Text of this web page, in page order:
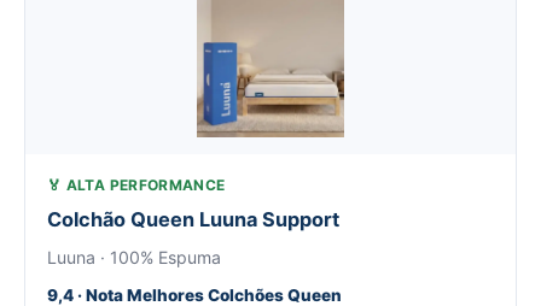
🏅 ALTA PERFORMANCE
Colchão Queen Luuna Support
Luuna · 100% Espuma
9,4 · Nota Melhores Colchões Queen